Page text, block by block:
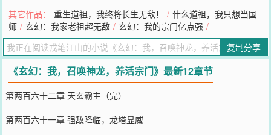
约。于是，在这偏僻的一角，一个号称人数最少却最恐怖的宗门诞生
了。从此，诸天之中流传着一个传说：传闻，世间有一座龙门，那里
诞生了早已绝迹的神龙，也诞生了无数骑龙神人，那是一个奇迹之
地，一个奇迹之宗！有无上尊者，跪地三万里而来，只为加入龙门；
有绝世妖女，以一族为聘，以一界为礼，只为嫁给龙门弟子；有盖世
剑仙，弃剑叩首，只为龙门中的一条神龙………
您要是觉得《
玄幻：我，召唤神龙，养活宗门
记向您QQ群和微博微信里的朋友推荐哦！
其它作品： 重生道祖，我终将长生无敌！ / 什么道祖，我只想当国
师 / 玄幻：我家老祖超无敌 / 玄幻：我的宗门亿点强 /
复制分享
《玄幻：我，召唤神龙，养活宗门》最新12章节
第两百六十二章 天玄霸主（完）
第两百六十一章 强敌降临，龙塔显威